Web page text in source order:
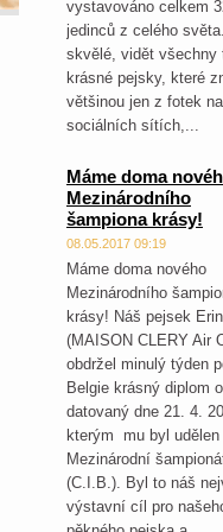
vystavováno celkem
jedinců z celého
skvělé, vidět všechny
krásné pejsky, které
většinou jen z fotek na
sociálních sítích,...
Máme doma
Mezinárodního
šampiona krásy!
08.05.2017 09:19
Máme doma nového
Mezinárodního
krásy! Náš pejsek
(MAISON CLERY Air
obdržel minulý týden
Belgie krásný diplom
datovaný dne 21. 4.
kterým mu byl udělen
Mezinárodní
(C.I.B.). Byl to náš
výstavní cíl pro